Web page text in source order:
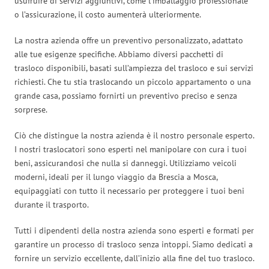
o l’assicurazione, il costo aumenterà ulteriormente.
La nostra azienda offre un preventivo personalizzato, adattato
alle tue esigenze specifiche. Abbiamo diversi pacchetti di
trasloco disponibili, basati sull’ampiezza del trasloco e sui servizi
richiesti. Che tu stia traslocando un piccolo appartamento o una
grande casa, possiamo fornirti un preventivo preciso e senza
sorprese.
Ciò che distingue la nostra azienda è il nostro personale esperto.
I nostri traslocatori sono esperti nel manipolare con cura i tuoi
beni, assicurandosi che nulla si danneggi. Utilizziamo veicoli
moderni, ideali per il lungo viaggio da Brescia a Mosca,
equipaggiati con tutto il necessario per proteggere i tuoi beni
durante il trasporto.
Tutti i dipendenti della nostra azienda sono esperti e formati per
garantire un processo di trasloco senza intoppi. Siamo dedicati a
fornire un servizio eccellente, dall’inizio alla fine del tuo trasloco.